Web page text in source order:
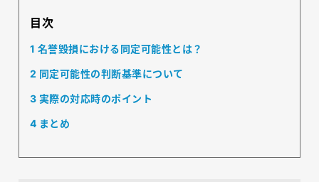
目次
1 名誉毀損における同定可能性とは？
2 同定可能性の判断基準について
3 実際の対応時のポイント
4 まとめ